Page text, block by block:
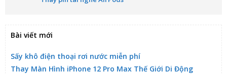
Bài viết mới
Sấy khô điện thoại rơi nước miễn phí
Thay Màn Hình iPhone 12 Pro Max Thế Giới Di Động